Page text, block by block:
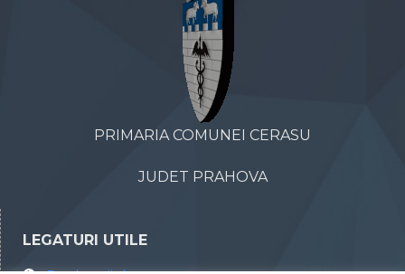
PRIMARIA COMUNEI CERASU
JUDET PRAHOVA
LEGATURI UTILE